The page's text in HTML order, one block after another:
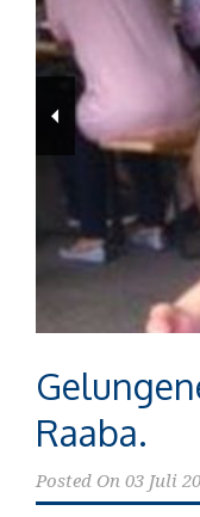
Raaba.
Posted On 03 Juli